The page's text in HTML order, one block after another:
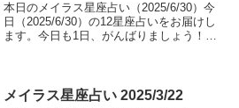
本日のメイラス星座占い（2025/6/30）今
日（2025/6/30）の12星座占いをお届けし
ます。今日も1日、がんばりましょう！牡
メイラス星座占い 2025/3/22